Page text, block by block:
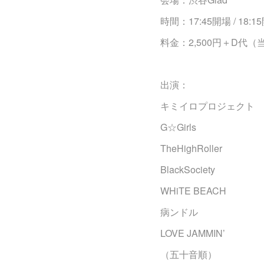
時間：17:45開場 /
料金：2,500円＋D代（
出演：
キミイロプロジェクト
G☆Girls
TheHighRoller
BlackSociety
WHiTE BEACH
病ンドル
LOVE JAMMIN’
（五十音順）